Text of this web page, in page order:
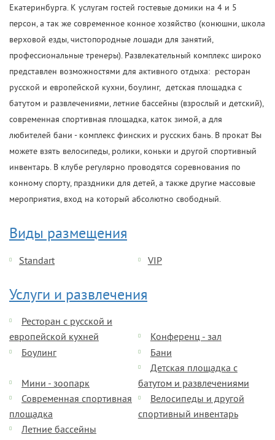
Екатеринбурга. К услугам гостей гостевые домики на 4 и 5
персон, а так же современное конное хозяйство (конюшни, школа
верховой езды, чистопородные лошади для занятий,
профессиональные тренеры). Развлекательный комплекс широко
представлен возможностями для активного отдыха: ресторан
русской и европейской кухни, боулинг, детская площадка с
батутом и развлечениями, летние бассейны (взрослый и детский),
современная спортивная площадка, каток зимой, а для
любителей бани - комплекс финских и русских бань. В прокат Вы
можете взять велосипеды, ролики, коньки и другой спортивный
инвентарь. В клубе регулярно проводятся соревнования по
конному спорту, праздники для детей, а также другие массовые
мероприятия, вход на который абсолютно свободный.
Виды размещения
Standart VIP
Услуги и развлечения
Ресторан с русской и
европейской кухней
Конференц - зал
Боулинг
Бани
Мини - зоопарк
Детская площадка с
батутом и развлечениями
Современная спортивная
площадка
Велосипеды и другой
спортивный инвентарь
Летние бассейны